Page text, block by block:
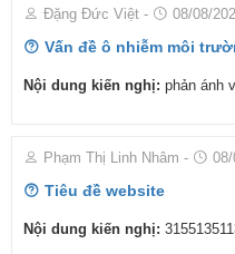
Đặng Đức Việt - 08/08/
Vấn đề ô nhiễm môi
Nội dung kiến nghị: phản ánh
Phạm Thị Linh Nhâm -
Tiêu đề website
Nội dung kiến nghị: